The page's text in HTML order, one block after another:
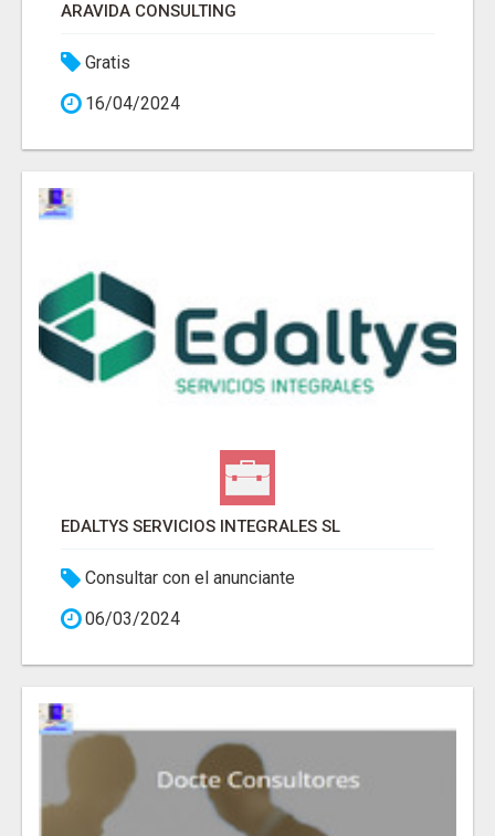
ARAVIDA CONSULTING
Gratis
16/04/2024
EDALTYS SERVICIOS INTEGRALES SL
Consultar con el anunciante
06/03/2024